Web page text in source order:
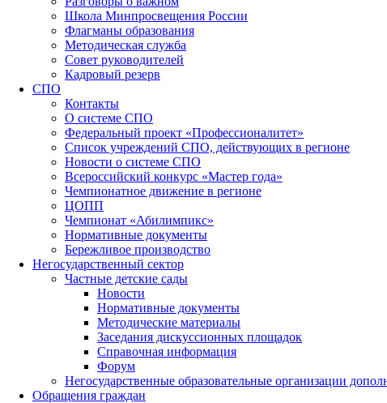
Школа Минпросвещения России
Флагманы образования
Методическая служба
Совет руководителей
Кадровый резерв
СПО
Контакты
О системе СПО
Федеральный проект «Профессионалитет»
Список учреждений СПО, действующих в регионе
Новости о системе СПО
Всероссийский конкурс «Мастер года»
Чемпионатное движение в регионе
ЦОПП
Чемпионат «Абилимпикс»
Нормативные документы
Бережливое производство
Негосударственный сектор
Частные детские сады
Новости
Нормативные документы
Методические материалы
Заседания дискуссионных площадок
Справочная информация
Форум
Негосударственные образовательные организации
Обращения граждан